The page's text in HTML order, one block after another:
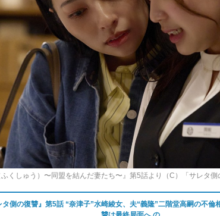
ふくしゅう）〜同盟を結んだ妻たち〜』第5話より（C）「サレタ
タ側の復讐』第5話 “奈津子”水崎綾女、夫“義隆”二階堂高嗣の不倫